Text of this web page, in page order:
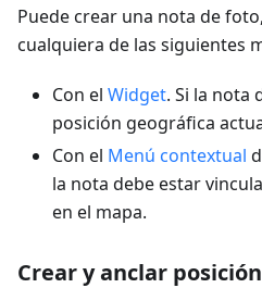
Puede crear una nota de
cualquiera de las siguientes
Con el Widget. Si la nota
posición geográfica
Con el Menú contextual
la nota debe estar
en el mapa.
Crear y anclar